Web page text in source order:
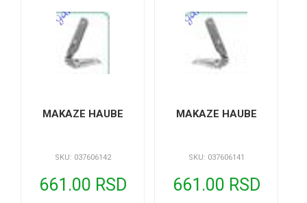
MAKAZE HAUBE
SKU: 037606142
661.00 RSD
MAKAZE HAUBE
SKU: 037606141
661.00 RSD